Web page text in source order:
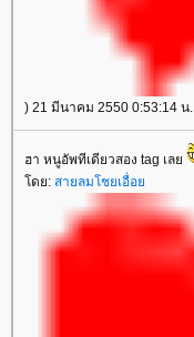
) 21 มีนาคม 2550 0:53:14 น.
ฮา หนูอัพทีเดียวสอง tag เล
ดย: สายลมโชยเอื่อ